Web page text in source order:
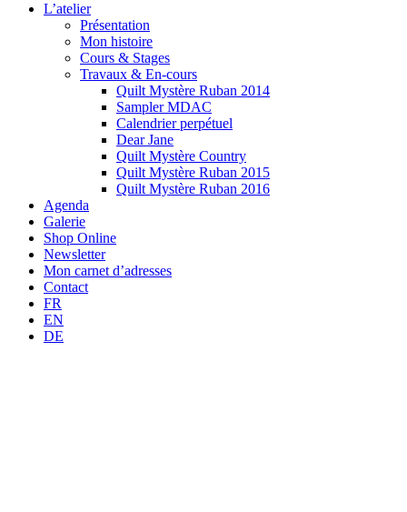
L’atelier
Présentation
Mon histoire
Cours & Stages
Travaux & En-cours
Quilt Mystère Ruban 2014
Sampler MDAC
Calendrier perpétuel
Dear Jane
Quilt Mystère Country
Quilt Mystère Ruban 2015
Quilt Mystère Ruban 2016
Agenda
Galerie
Shop Online
Newsletter
Mon carnet d’adresses
Contact
FR
EN
DE